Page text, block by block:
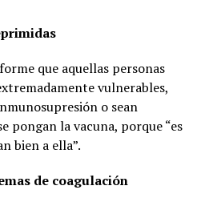
que aquellas personas
vulnerables,
o sean
pongan la vacuna, porque “es
bien a ella”.
de coagulación